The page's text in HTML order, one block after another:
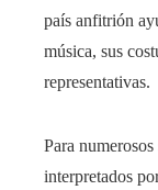
país anfitrión
música, sus
representativas.
Para
interpretados